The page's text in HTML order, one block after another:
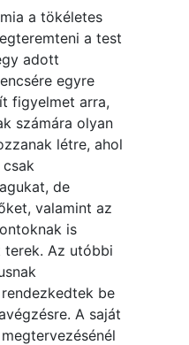
a tökéletes
a test
adott
egyre
figyelmet arra,
számára olyan
létre, ahol
csak
de
valamint az
is
terek. Az utóbbi
be
A saját